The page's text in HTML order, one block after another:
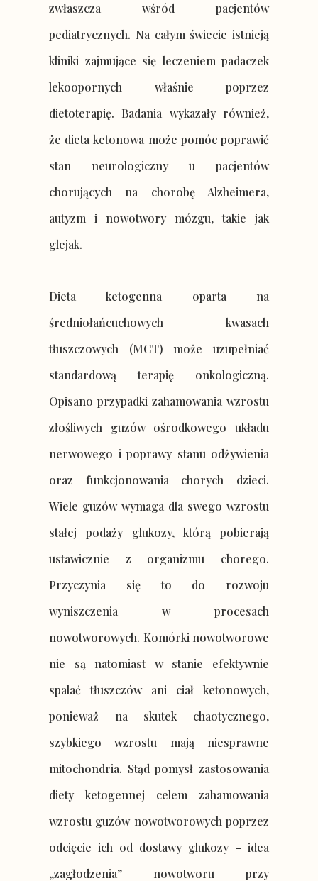
zwłaszcza wśród pacjentów
pediatrycznych. Na całym świecie istnieją
kliniki zajmujące się leczeniem padaczek
lekoopornych właśnie poprzez
dietoterapię. Badania wykazały również,
że dieta ketonowa może pomóc poprawić
stan neurologiczny u pacjentów
chorujących na chorobę Alzheimera,
autyzm i nowotwory mózgu, takie jak
glejak.
Dieta ketogenna oparta na
średniołańcuchowych kwasach
tłuszczowych (MCT) może uzupełniać
standardową terapię onkologiczną.
Opisano przypadki zahamowania wzrostu
złośliwych guzów ośrodkowego układu
nerwowego i poprawy stanu odżywienia
oraz funkcjonowania chorych dzieci.
Wiele guzów wymaga dla swego wzrostu
stałej podaży glukozy, którą pobierają
ustawicznie z organizmu chorego.
Przyczynia się to do rozwoju
wyniszczenia w procesach
nowotworowych. Komórki nowotworowe
nie są natomiast w stanie efektywnie
spalać tłuszczów ani ciał ketonowych,
ponieważ na skutek chaotycznego,
szybkiego wzrostu mają niesprawne
mitochondria. Stąd pomysł zastosowania
diety ketogennej celem zahamowania
wzrostu guzów nowotworowych poprzez
odcięcie ich od dostawy glukozy – idea
„zagłodzenia” nowotworu przy